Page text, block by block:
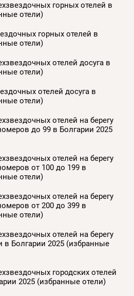
горных отелей в
отели)
горных отелей в
отели)
отелей досуга в
отели)
отелей досуга в
отели)
отелей на берегу
до 99 в Болгарии 2025
отелей на берегу
от 100 до 199 в
отели)
отелей на берегу
от 200 до 399 в
отели)
отелей на берегу
в Болгарии 2025 (избранные
городских отелей
2025 (избранные отели)